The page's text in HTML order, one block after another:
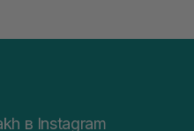
в Instagram